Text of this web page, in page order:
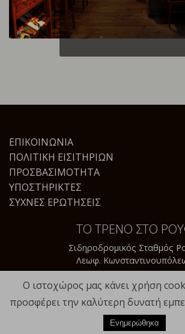
ΕΠΙΚΟΙΝΩΝΊΑ
ΠΟΛΙΤΙΚΉ ΕΙΣΙΤΗΡΊΩΝ
ΠΡΟΣΒΑΣΙΜΌΤΗΤΑ
ΥΠΟΣΤΗΡΙΚΤΈΣ
ΣΥΧΝΈΣ ΕΡΩΤΉΣΕΙΣ
ΤΟ ΤΡΕΝΟ ΣΤΟ
Σιδηροδρομικός Σταθμός
Λεωφ.
Ο ιστοχώρος μας κάνει χρήση
προσφέρει την καλύτερη δυνατή